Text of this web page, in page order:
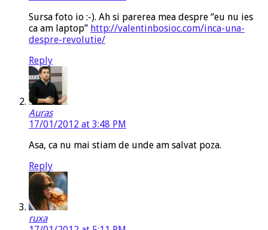
Sursa foto io :-). Ah si parerea mea despre “eu nu ies
ca am laptop” http://valentinbosioc.com/inca-una-
despre-revolutie/
Reply
Auras
17/01/2012 at 3:48 PM
Asa, ca nu mai stiam de unde am salvat poza.
Reply
ruxa